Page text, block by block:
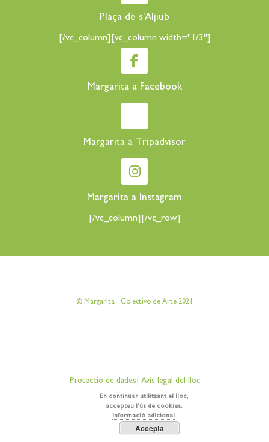
Plaça de s'Aljiub
[/vc_column][vc_column width="1/3"]
Margarita a Facebook
Margarita a Tripadvisor
Margarita a Instagram
[/vc_column][/vc_row]
© Margarita - Colectivo de Arte 2021
Proteccio de dades Avís legal del lloc
[/vc_column_text][/vc_column][/vc_row]
[vc_row][vc_column][vc_column_text]
En continuar utilitzant el lloc,
accepteu l'ús de cookies.
Informació adicional
Accepta